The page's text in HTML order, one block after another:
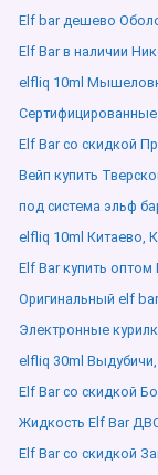
Elf bar дешево
Elf Bar в наличии
elfliq 10ml
Elf Bar со скидкой
Вейп купить
под система эльф
elfliq 10ml Китаево,
Elf Bar купить оптом
Оригинальный elf
Электронные
elfliq 30ml
Elf Bar со скидкой
Жидкость Elf Bar
Elf Bar со скидкой